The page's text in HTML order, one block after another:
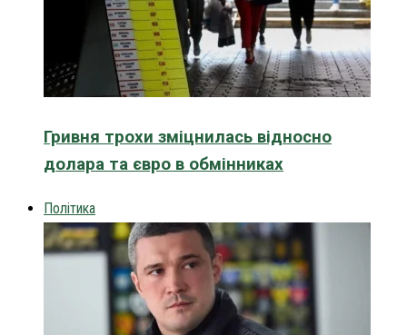
Гривня трохи зміцнилась відносно
долара та євро в обмінниках
Політика